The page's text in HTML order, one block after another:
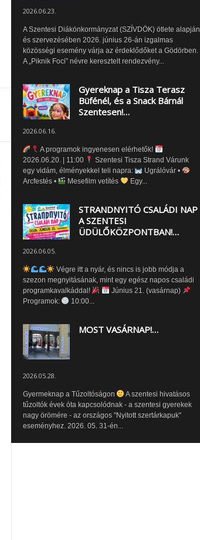
2026.06.23.
A Szentesi Diákönkormányzat (SZÍVDÖK) ötlete alapján
és szervezésében 2026. június 26-án izgalmas
közösségi esemény várja az érdeklődőket a Gödörben.
A „Piknik Foci” névre keresztelt rendezvény...
Gyereknap a Tisza Terasz
Büfénél, és a Snack Bárnál
Szentesen!…
2026.06.16.
A programok ingyenesen elérhetők!
2026.06.20. | 11:00
Szentesi Tisza Strand Várunk
egy vidám, élményekkel teli napra:
Ugrálóvár •
Arcfestés •
Mesefilm vetítés Egy...
STRANDNYITÓ CSALÁDI NAP
A SZENTESI
ÜDÜLŐKÖZPONTBAN!…
2026.06.05.
Végre itt a nyár, és nincs is jobb módja a
szezon megnyitásának, mint egy egész napos családi
programkavalkáddal!
Június 21. (vasárnap)
Programok:
10:00...
MOST VASÁRNAP!…
2026.05.28.
Gyermeknap a Tűzoltóságon
A szentesi hivatásos
tűzoltók évek óta kapcsolódnak - a szentesi gyerekek
nagy örömére - az országos "Nyitott szertárkapuk"
eseményhez. 2026. 05. 31-én...